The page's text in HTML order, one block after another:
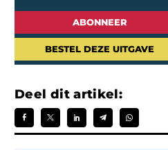
ABONNEER
BESTEL DEZE UITGAVE
Deel dit artikel: